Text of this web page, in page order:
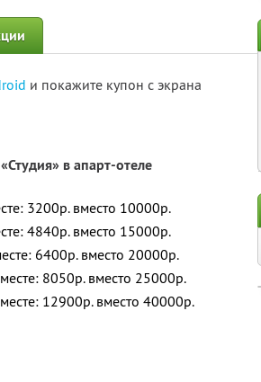
и покажите купон с экрана
в апарт-отеле
3200р. вместо 10000р.
4840р. вместо 15000р.
6400р. вместо 20000р.
8050р. вместо 25000р.
12900р. вместо 40000р.